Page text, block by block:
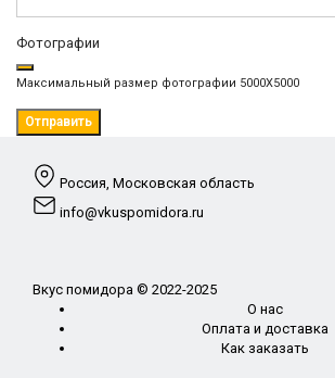
Фотографии
Максимальный размер фотографии 5000X5000
Отправить
Россия, Московская область
info@vkuspomidora.ru
Вкус помидора © 2022-2025
О нас
Оплата и доставка
Как заказать